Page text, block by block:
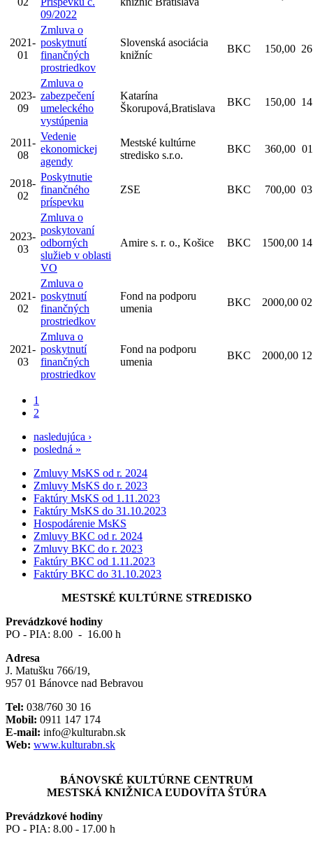
09/2022
2021-
01
Zmluva o
poskytnutí
finančných
prostriedkov
Slovenská asociácia
knižníc
BKC 150,00
2023-
09
Zmluva o
zabezpečení
umeleckého
vystúpenia
Katarína
Škorupová,Bratislava
BKC 150,00
2011-
08
Vedenie
ekonomickej
agendy
Mestské kultúrne
stredisko s.r.o.
BKC 360,00
2018-
02
Poskytnutie
finančného
príspevku
ZSE BKC 700,00
2023-
03
Zmluva o
poskytovaní
odborných
služieb v oblasti
VO
Amire s. r. o., Košice BKC 1500,00
2021-
02
Zmluva o
poskytnutí
finančných
prostriedkov
Fond na podporu
umenia
BKC 2000,00
2021-
03
Zmluva o
poskytnutí
finančných
prostriedkov
Fond na podporu
umenia
BKC 2000,00
Pagination
Aktuálna
stránka
1
Page
2
Ďalšia
strana
nasledujúca ›
Posledná
posledná »
Hlavné
menu
Povinne
zverejňované
dokumenty
Zmluvy MsKS od r. 2024
Zmluvy MsKS do r. 2023
Faktúry MsKS od 1.11.2023
Faktúry MsKS do 31.10.2023
Hospodárenie MsKS
Zmluvy BKC od r. 2024
Zmluvy BKC do r. 2023
Faktúry BKC od 1.11.2023
Faktúry BKC do 31.10.2023
MESTSKÉ KULTÚRNE STREDISKO
Prevádzkové hodiny
PO - PIA: 8.00 - 16.00 h
Adresa
J. Matušku 766/19,
957 01 Bánovce nad Bebravou
Tel: 038/760 30 16
Mobil: 0911 147 174
E-mail: info@kulturabn.sk
Web: www.kulturabn.sk
BÁNOVSKÉ KULTÚRNE CENTRUM
MESTSKÁ KNIŽNICA ĽUDOVÍTA ŠTÚRA
Prevádzkové hodiny
PO - PIA: 8.00 - 17.00 h